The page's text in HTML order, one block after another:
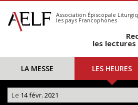
S'abonner
Calendrier
Association Épiscopale
les pays Francophones
les
LA MESSE LES HEURES
Le 14 févr. 2021